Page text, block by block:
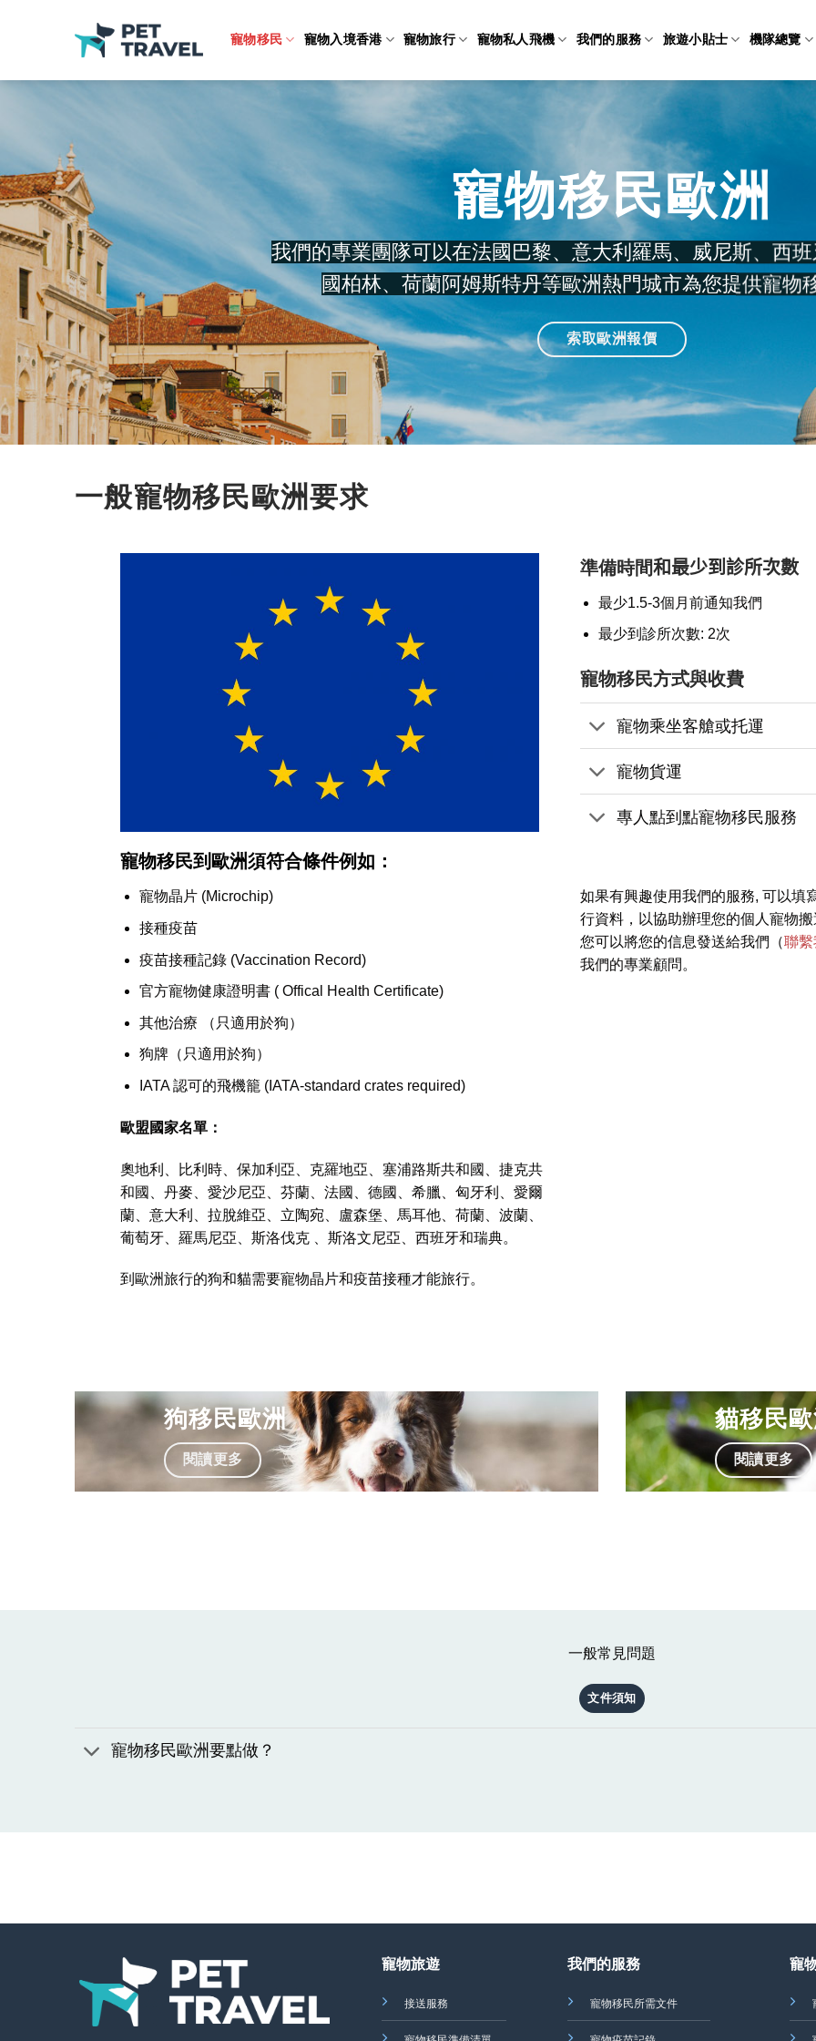
寵物移民 寵物入境香港 寵物旅行 寵物私人飛機 我們的服務 旅遊小貼士 機隊總覽
寵物移民歐洲
我們的專業團隊可以在法國巴黎、意大利羅馬、威尼斯、西
國柏林、荷蘭阿姆斯特丹等歐洲熱門城市為您提供寵物
索取歐洲報價
一般寵物移民歐洲要求
寵物移民到歐洲須符合條件例如：
寵物晶片 (Microchip)
接種疫苗
疫苗接種記錄 (Vaccination Record)
官方寵物健康證明書 ( Offical Health Certificate)
其他治療 （只適用於狗）
狗牌（只適用於狗）
IATA 認可的飛機籠 (IATA-standard crates required)
歐盟國家名單：
奧地利、比利時、保加利亞、克羅地亞、塞浦路斯共和國、捷克共
和國、丹麥、愛沙尼亞、芬蘭、法國、德國、希臘、匈牙利、愛爾
蘭、意大利、拉脫維亞、立陶宛、盧森堡、馬耳他、荷蘭、波蘭、
葡萄牙、羅馬尼亞、斯洛伐克 、斯洛文尼亞、西班牙和瑞典。
到歐洲旅行的狗和貓需要寵物晶片和疫苗接種才能旅行。
準備時間和最少到診所次數
最少1.5-3個月前通知我們
最少到診所次數: 2次
寵物移民方式與收費
寵物乘坐客艙或托運
寵物貨運
專人點到點寵物移民服務
如果有興趣使用我們的服務, 可以填
行資料，以協助辦理您的個人寵物
您可以將您的信息發送給我們（聯繫
我們的專業顧問。
狗移民歐洲
閱讀更多
貓移民
閱讀更多
一般常見問題
文件須知
寵物移民歐洲要點做？
寵物旅遊
接送服務
我們的服務
寵物移民所需文件
寵